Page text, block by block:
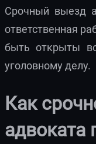
Срочный выезд
ответственная
быть открыты
уголовному делу.
Как
адвоката